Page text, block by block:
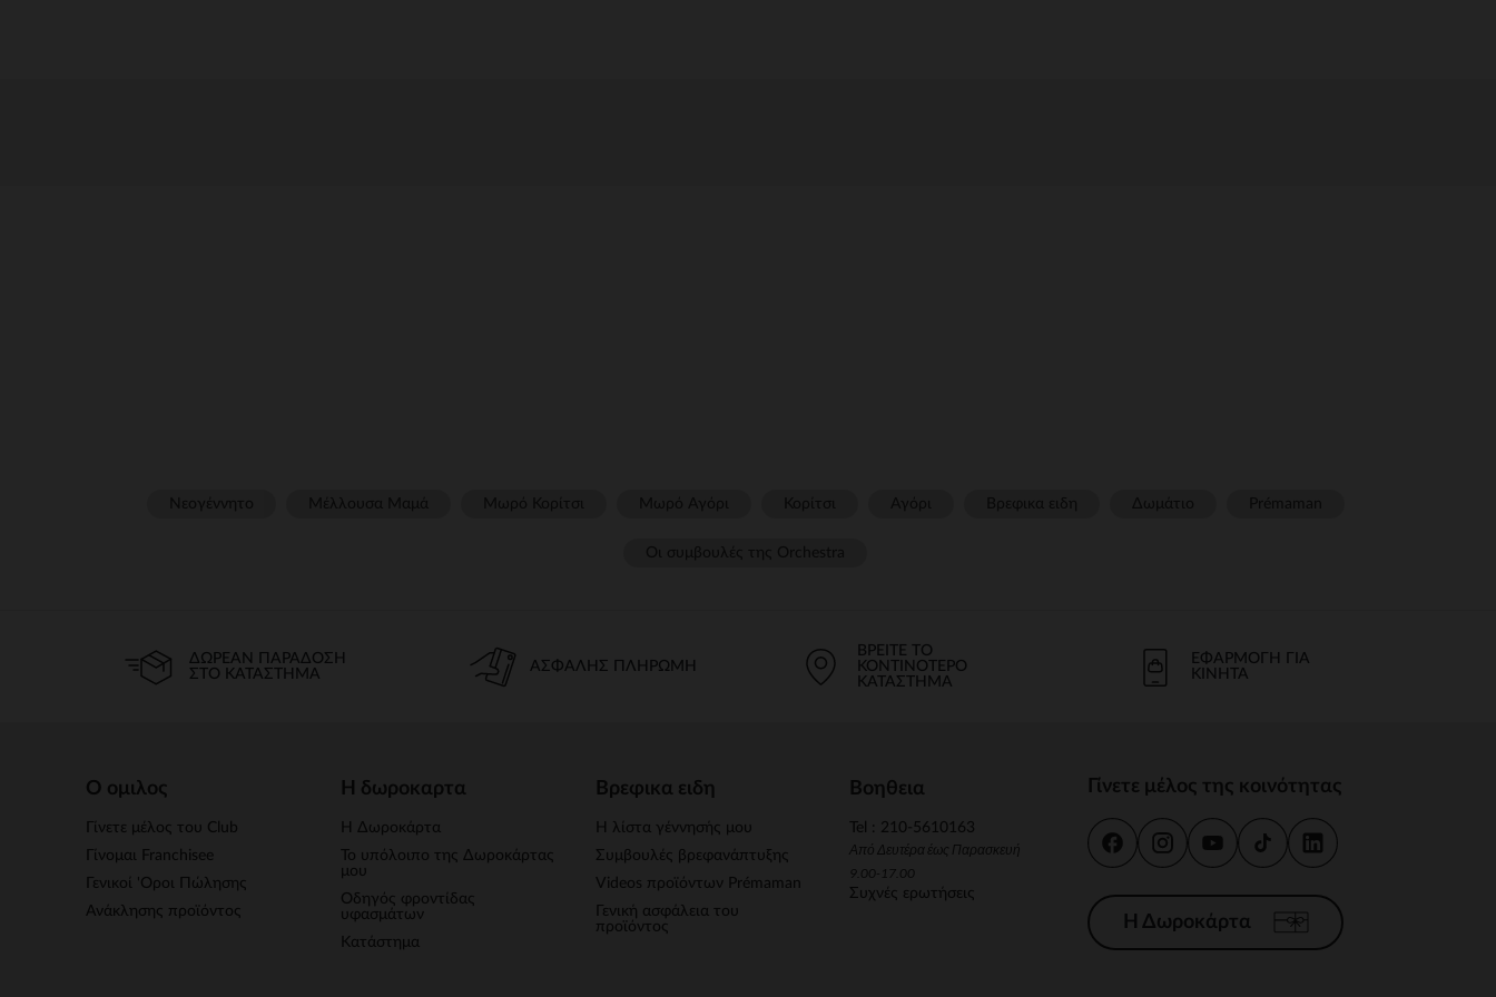
ΔΩΡΕΆΝ ΠΑΡΆΔΟΣΗ
ΣΤΟ ΚΑΤΆΣΤΗΜΑ
ΑΣΦΑΛΉΣ ΠΛΗΡΩΜΉ
ΒΡΕΊΤΕ ΤΟ
ΚΟΝΤΙΝΌΤΕΡΟ
ΚΑΤΆΣΤΗΜΑ
ΕΦΑΡΜΟΓΉ ΓΙΑ
ΚΙΝΗΤΆ
Ο ομιλος
Γίνετε μέλος του Club
Γίνομαι Franchisee
Γενικοί 'Οροι Πώλησης
Ανάκλησης προϊόντος
Η δωροκαρτα
Η Δωροκάρτα
Το υπόλοιπο της Δωροκάρτας
μου
Οδηγός φροντίδας
υφασμάτων
Κατάστημα
Βρεφικα ειδη
Η λίστα γέννησής μου
Συμβουλές βρεφανάπτυξης
Videos προϊόντων Prémaman
Γενική ασφάλεια του
προϊόντος
Βοηθεια
Tel : 210-5610163
Από Δευτέρα έως Παρασκευή
9.00-17.00
Συχνές ερωτήσεις
Γίνετε μέλος της κοινότητας
Η Δωροκάρτα